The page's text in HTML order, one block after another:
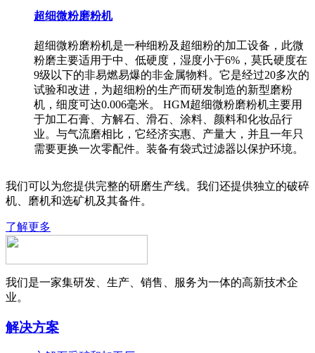
超细微粉磨粉机
超细微粉磨粉机是一种细粉及超细粉的加工设备，此微
粉磨主要适用于中、低硬度，湿度小于6%，莫氏硬度在
9级以下的非易燃易爆的非金属物料。它是经过20多次的
试验和改进，为超细粉的生产而研发制造的新型磨粉
机，细度可达0.006毫米。 HGM超细微粉磨粉机主要用
于加工石膏、方解石、滑石、涂料、颜料和化妆品行
业。与气流磨相比，它经济实惠、产量大，并且一年只
需要更换一次零配件。装备有袋式过滤器以保护环境。
我们可以为您提供完整的研磨生产线。我们还提供独立的破碎
机、磨机和选矿机及其备件。
了解更多
我们是一家集研发、生产、销售、服务为一体的高新技术企
业。
解决方案